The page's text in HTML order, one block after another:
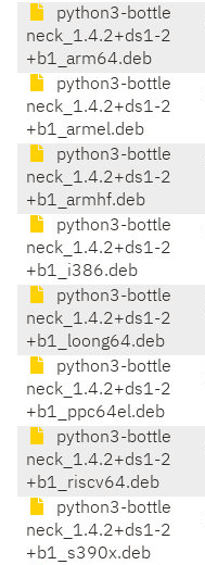
python3-bottle
neck_1.4.2+ds1-2
+b1_arm64.deb
python3-bottle
neck_1.4.2+ds1-2
+b1_armel.deb
python3-bottle
neck_1.4.2+ds1-2
+b1_armhf.deb
python3-bottle
neck_1.4.2+ds1-2
+b1_i386.deb
python3-bottle
neck_1.4.2+ds1-2
+b1_loong64.deb
python3-bottle
neck_1.4.2+ds1-2
+b1_ppc64el.deb
python3-bottle
neck_1.4.2+ds1-2
+b1_riscv64.deb
python3-bottle
neck_1.4.2+ds1-2
+b1_s390x.deb